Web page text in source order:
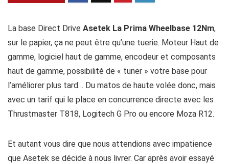
La base Direct Drive Asetek La Prima Wheelbase 12Nm,
sur le papier, ça ne peut être qu’une tuerie. Moteur Haut de
gamme, logiciel haut de gamme, encodeur et composants
haut de gamme, possibilité de « tuner » votre base pour
l’améliorer plus tard… Du matos de haute volée donc, mais
avec un tarif qui le place en concurrence directe avec les
Thrustmaster T818, Logitech G Pro ou encore Moza R12.
Et autant vous dire que nous attendions avec impatience
que Asetek se décide à nous livrer. Car après avoir essayé